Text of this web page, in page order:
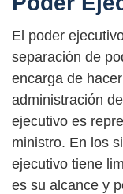
El poder
separación de
encarga de
administración
ejecutivo es
ministro. En los
ejecutivo tiene
es su alcance y